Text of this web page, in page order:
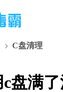
C盘清理
盘满